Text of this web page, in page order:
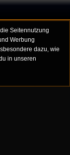
Seitennutzung
Werbung
dazu, wie
in unseren